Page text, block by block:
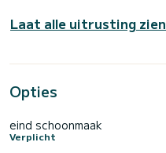
Laat alle uitrusting zien
Opties
eind schoonmaak
Verplicht